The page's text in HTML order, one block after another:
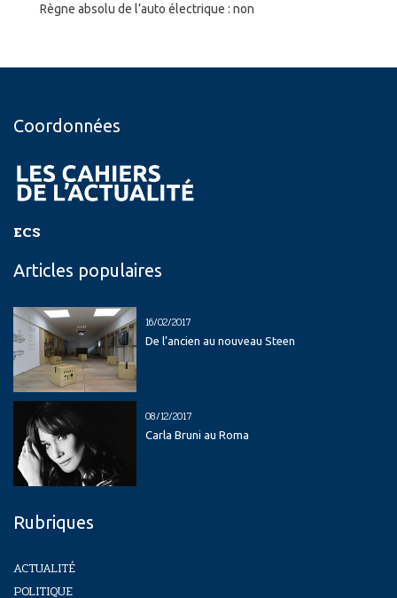
Règne absolu de l’auto électrique : non
Coordonnées
ECS
Articles populaires
16/02/2017
De l’ancien au nouveau Steen
08/12/2017
Carla Bruni au Roma
Rubriques
ACTUALITÉ
POLITIQUE